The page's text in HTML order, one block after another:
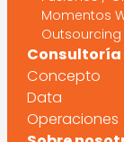
Momentos
Outsourcing
Consultoría
Concepto
Data
Operaciones